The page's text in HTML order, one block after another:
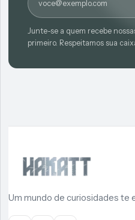
Junte-se a quem recebe
primeiro. Respeitamos sua
Um mundo de curiosidades te